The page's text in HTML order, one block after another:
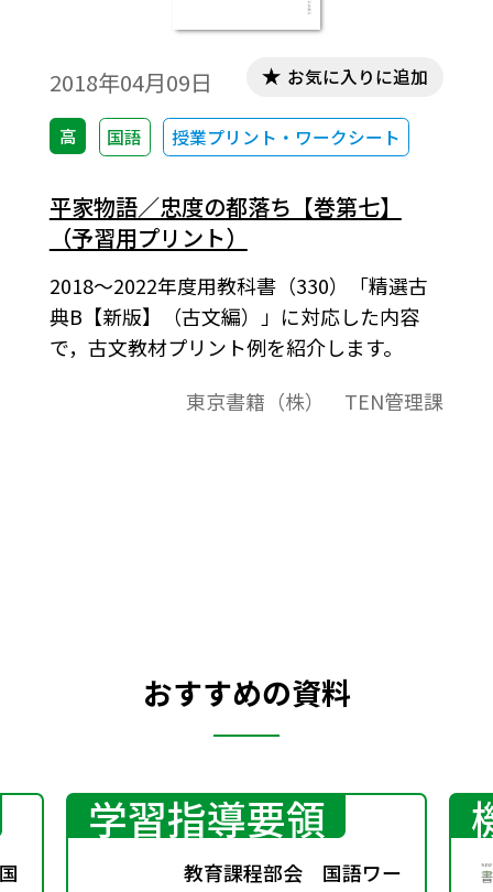
2018年04月09日
高 国語 授業プリント・ワークシート
お気に入りに追加
平家物語／忠度の都落ち【巻第七】
（予習用プリント）
2018～2022年度用教科書（330）「精選古
典B【新版】（古文編）」に対応した内容
で，古文教材プリント例を紹介します。
東京書籍（株） TEN管理課
おすすめの資料
学習指導要領
教育課程部会 国語ワー